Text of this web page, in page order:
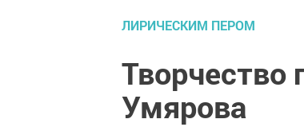
ЛИРИЧЕСКИМ ПЕРОМ
Творчество
Умярова